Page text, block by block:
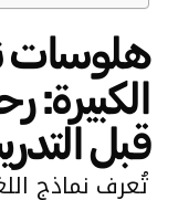
هلوسات
الكبيرة:
قبل